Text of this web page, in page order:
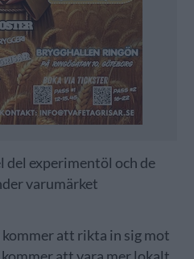
del experimentöl och de
varumärket
att rikta in sig mot